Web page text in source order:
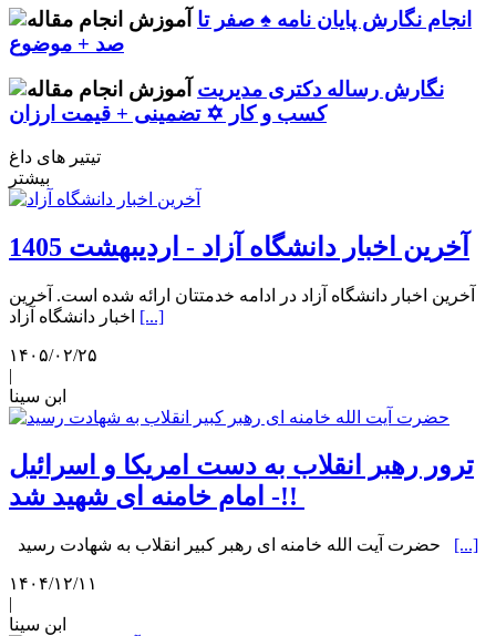
انجام نگارش پایان نامه ♠ صفر تا
صد + موضوع
نگارش رساله دکتری مدیریت
کسب و کار ✡ تضمینی + قیمت ارزان
تیتیر های داغ
بیشتر
آخرین اخبار دانشگاه آزاد - اردیبهشت 1405
آخرین اخبار دانشگاه آزاد در ادامه خدمتتان ارائه شده است. آخرین
[...]
۱۴۰۵/۰۲/۲۵
|
ابن سینا
ترور رهبر انقلاب به دست امریکا و اسرائیل
- امام خامنه ای شهید شد!! ​​​​​​​
[...]
۱۴۰۴/۱۲/۱۱
|
ابن سینا